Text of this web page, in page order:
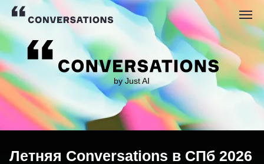
by Just AI
трансляции и файлам презентаций обоих дней (25
Летняя Conversations в СПб 2026
завершена!